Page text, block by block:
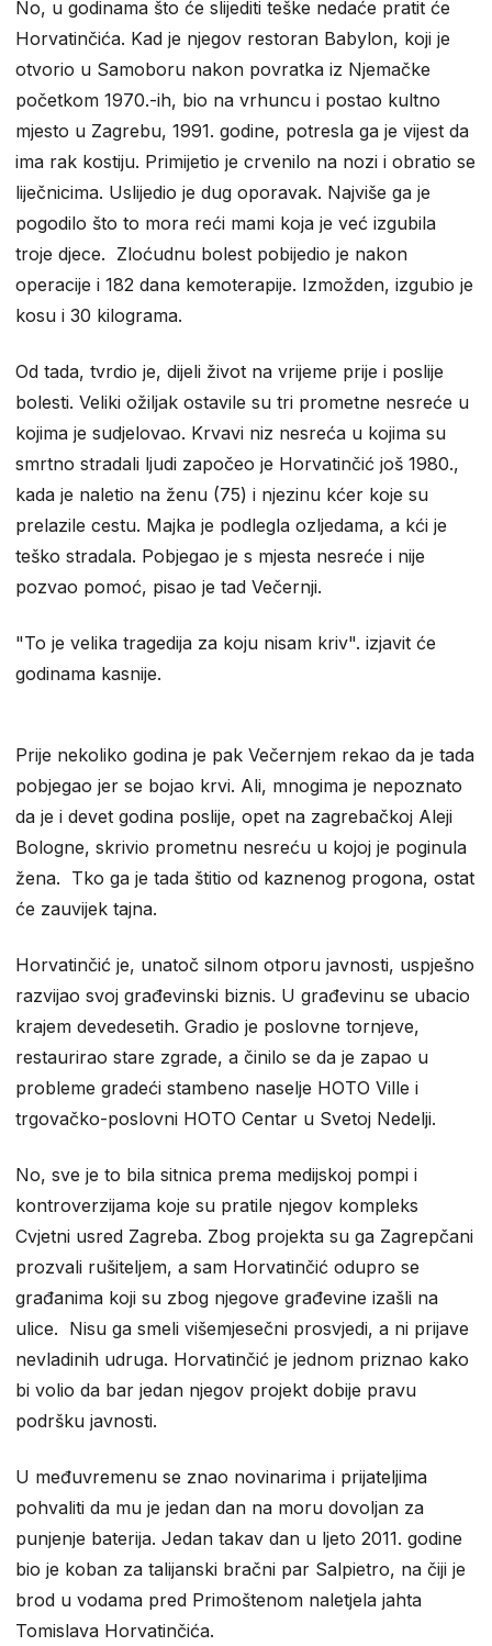
No, u godinama što će slijediti teške nedaće pratit će
Horvatinčića. Kad je njegov restoran Babylon, koji je
otvorio u Samoboru nakon povratka iz Njemačke
početkom 1970.-ih, bio na vrhuncu i postao kultno
mjesto u Zagrebu, 1991. godine, potresla ga je vijest da
ima rak kostiju. Primijetio je crvenilo na nozi i obratio se
liječnicima. Uslijedio je dug oporavak. Najviše ga je
pogodilo što to mora reći mami koja je već izgubila
troje djece. Zloćudnu bolest pobijedio je nakon
operacije i 182 dana kemoterapije. Izmožden, izgubio je
kosu i 30 kilograma.
Od tada, tvrdio je, dijeli život na vrijeme prije i poslije
bolesti. Veliki ožiljak ostavile su tri prometne nesreće u
kojima je sudjelovao. Krvavi niz nesreća u kojima su
smrtno stradali ljudi započeo je Horvatinčić još 1980.,
kada je naletio na ženu (75) i njezinu kćer koje su
prelazile cestu. Majka je podlegla ozljedama, a kći je
teško stradala. Pobjegao je s mjesta nesreće i nije
pozvao pomoć, pisao je tad Večernji.
"To je velika tragedija za koju nisam kriv". izjavit će
godinama kasnije.
Prije nekoliko godina je pak Večernjem rekao da je tada
pobjegao jer se bojao krvi. Ali, mnogima je nepoznato
da je i devet godina poslije, opet na zagrebačkoj Aleji
Bologne, skrivio prometnu nesreću u kojoj je poginula
žena. Tko ga je tada štitio od kaznenog progona, ostat
će zauvijek tajna.
Horvatinčić je, unatoč silnom otporu javnosti, uspješno
razvijao svoj građevinski biznis. U građevinu se ubacio
krajem devedesetih. Gradio je poslovne tornjeve,
restaurirao stare zgrade, a činilo se da je zapao u
probleme gradeći stambeno naselje HOTO Ville i
trgovačko-poslovni HOTO Centar u Svetoj Nedelji.
No, sve je to bila sitnica prema medijskoj pompi i
kontroverzijama koje su pratile njegov kompleks
Cvjetni usred Zagreba. Zbog projekta su ga Zagrepčani
prozvali rušiteljem, a sam Horvatinčić odupro se
građanima koji su zbog njegove građevine izašli na
ulice. Nisu ga smeli višemjesečni prosvjedi, a ni prijave
nevladinih udruga. Horvatinčić je jednom priznao kako
bi volio da bar jedan njegov projekt dobije pravu
podršku javnosti.
U međuvremenu se znao novinarima i prijateljima
pohvaliti da mu je jedan dan na moru dovoljan za
punjenje baterija. Jedan takav dan u ljeto 2011. godine
bio je koban za talijanski bračni par Salpietro, na čiji je
brod u vodama pred Primoštenom naletjela jahta
Tomislava Horvatinčića.